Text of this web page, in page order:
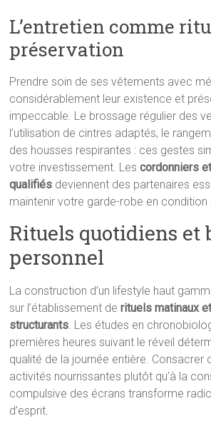
L’entretien comme
préservation
Prendre soin de ses vêtements avec
considérablement leur existence et
impeccable. Le brossage régulier des
l’utilisation de cintres adaptés, le
des housses respirantes : ces gestes
votre investissement. Lescordonniers
qualifiés deviennent des partenaires
maintenir votre garde-robe en condition
Rituels quotidiens et
personnel
La construction d’un lifestyle haut
sur l’établissement derituels matinaux
structurants. Les études en
premières heures suivant le réveil
qualité de la journée entière. Consacrer
activités nourrissantes plutôt qu’à la
compulsive des écrans transforme
d’esprit.